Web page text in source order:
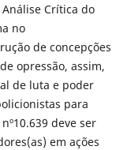
Crítica do
no
de concepções
opressão, assim,
de luta e poder
para
deve ser
em ações